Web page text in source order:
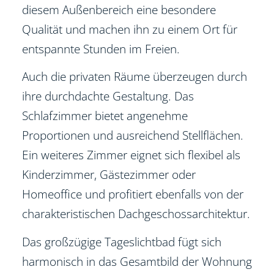
diesem Außenbereich eine besondere
Qualität und machen ihn zu einem Ort für
entspannte Stunden im Freien.
Auch die privaten Räume überzeugen durch
ihre durchdachte Gestaltung. Das
Schlafzimmer bietet angenehme
Proportionen und ausreichend Stellflächen.
Ein weiteres Zimmer eignet sich flexibel als
Kinderzimmer, Gästezimmer oder
Homeoffice und profitiert ebenfalls von der
charakteristischen Dachgeschossarchitektur.
Das großzügige Tageslichtbad fügt sich
harmonisch in das Gesamtbild der Wohnung